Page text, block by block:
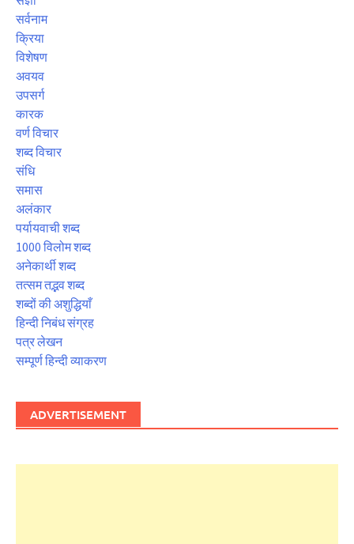
सर्वनाम
क्रिया
विशेषण
अवयव
उपसर्ग
कारक
वर्ण विचार
शब्द विचार
संधि
समास
अलंकार
पर्यायवाची शब्द
1000 विलोम शब्द
अनेकार्थी शब्द
तत्सम तद्भव शब्द
शब्दों की अशुद्धियाँ
हिन्दी निबंध संग्रह
पत्र लेखन
सम्पूर्ण हिन्दी व्याकरण
ADVERTISEMENT